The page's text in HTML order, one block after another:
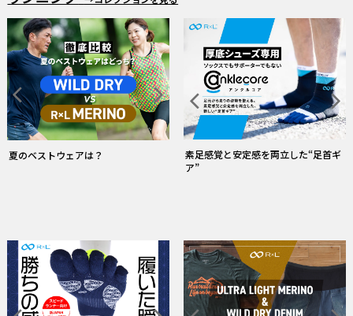
夏のベストウェアは？
素足感覚と安定感を両立した“足首ギ
ア”